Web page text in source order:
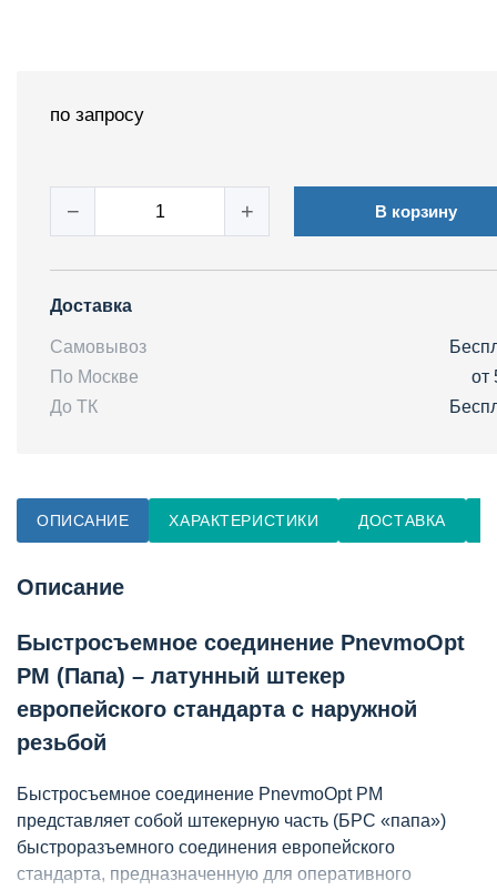
по запросу
− + В корзину
Доставка
Самовывоз
По Москве
от
До ТК
ОПИСАНИЕ ХАРАКТЕРИСТИКИ ДОСТАВКА
Описание
Быстросъемное соединение PnevmoOpt
PM (Папа) – латунный штекер
европейского стандарта с наружной
резьбой
Быстросъемное соединение PnevmoOpt PM
представляет собой штекерную часть (БРС «папа»)
быстроразъемного соединения европейского
стандарта, предназначенную для оперативного